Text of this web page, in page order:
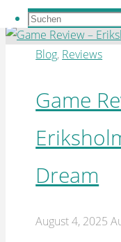
Suchen
Suchen
nach:
Continue reading
Blog, Reviews
Game
Dream
August 4, 2025